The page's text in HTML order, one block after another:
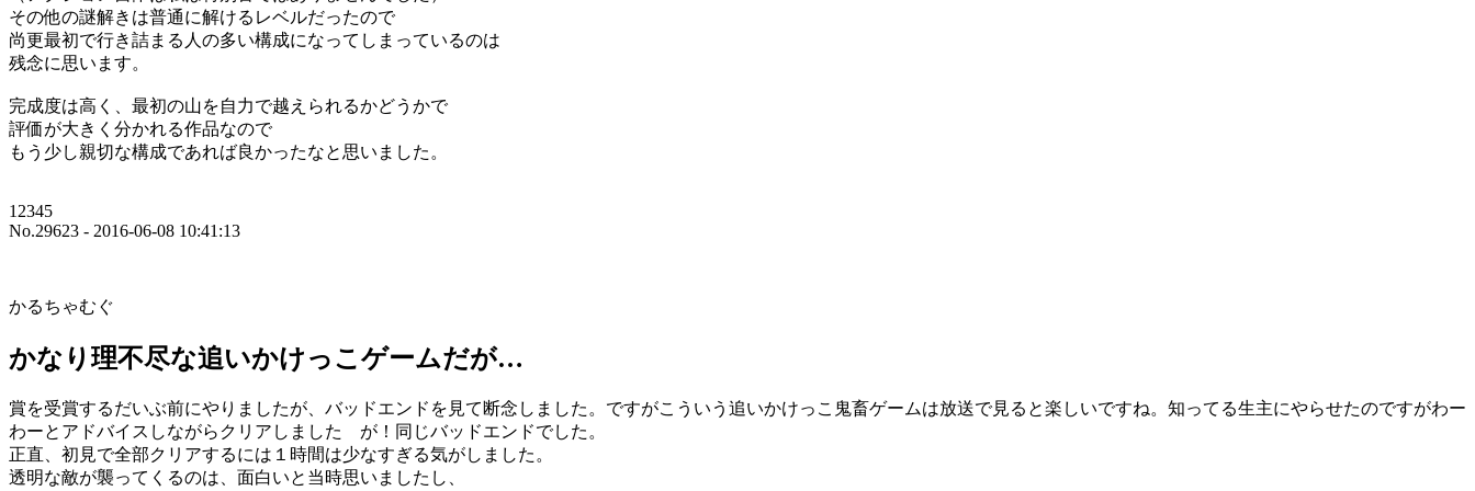
その他の謎解きは普通に解けるレベルだったので
尚更最初で行き詰まる人の多い構成になってしまっているのは
残念に思います。
完成度は高く、最初の山を自力で越えられるかどうかで
評価が大きく分かれる作品なので
もう少し親切な構成であれば良かったなと思いました。
12345
No.29623 - 2016-06-08 10:41:13
かるちゃむぐ
かなり理不尽な追いかけっこゲームだが…
賞を受賞するだいぶ前にやりましたが、バッドエンドを見て断念しました。ですがこういう追いかけっこ鬼畜ゲームは放送で見ると楽しいですね。知ってる生主にやらせたのですがわー
わーとアドバイスしながらクリアしました が！同じバッドエンドでした。
正直、初見で全部クリアするには１時間は少なすぎる気がしました。
透明な敵が襲ってくるのは、面白いと当時思いましたし、